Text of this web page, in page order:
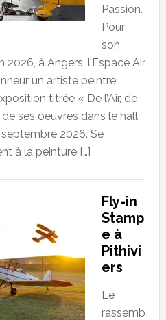
Passion.
Pour
son
à Angers, l’Espace Air
un artiste peintre
titrée « De l’Air, de
ses oeuvres dans le hall
2026. Se
à la peinture […]
Fly-in
Stamp
e à
Pithivi
ers
Le
rassemb